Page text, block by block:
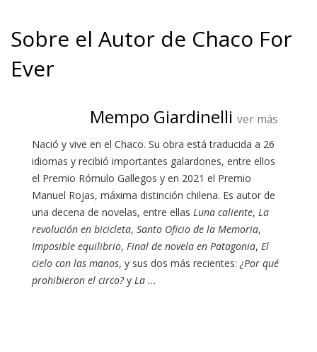
Sobre el Autor de Chaco For
Ever
Mempo Giardinelli ver más
Nació y vive en el Chaco. Su obra está traducida a 26
idiomas y recibió importantes galardones, entre ellos
el Premio Rómulo Gallegos y en 2021 el Premio
Manuel Rojas, máxima distinción chilena. Es autor de
una decena de novelas, entre ellas Luna caliente, La
revolución en bicicleta, Santo Oficio de la Memoria,
Imposible equilibrio, Final de novela en Patagonia, El
cielo con las manos, y sus dos más recientes: ¿Por qué
prohibieron el circo?y La ...